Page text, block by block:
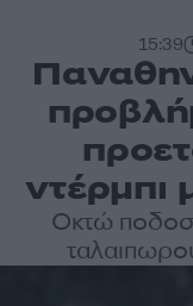
15:39
ντέρμπι
Οκτώ